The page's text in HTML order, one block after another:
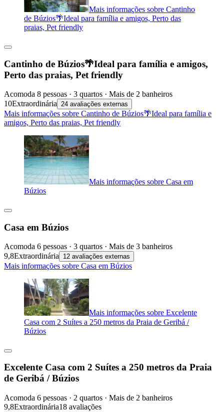
Mais informações sobre Cantinho
de Búzios🌴Ideal para família e amigos, Perto das
praias, Pet friendly
Cantinho de Búzios🌴Ideal para família e amigos,
Perto das praias, Pet friendly
Acomoda 8 pessoas · 3 quartos · Mais de 2 banheiros
10Extraordinária 24 avaliações externas
Mais informações sobre Cantinho de Búzios🌴Ideal para família e
amigos, Perto das praias, Pet friendly
Mais informações sobre Casa em
Búzios
Casa em Búzios
Acomoda 6 pessoas · 3 quartos · Mais de 3 banheiros
9,8Extraordinária 12 avaliações externas
Mais informações sobre Casa em Búzios
Mais informações sobre Excelente
Casa com 2 Suítes a 250 metros da Praia de Geribá /
Búzios
Excelente Casa com 2 Suítes a 250 metros da Praia
de Geribá / Búzios
Acomoda 6 pessoas · 2 quartos · Mais de 2 banheiros
9,8Extraordinária18 avaliações